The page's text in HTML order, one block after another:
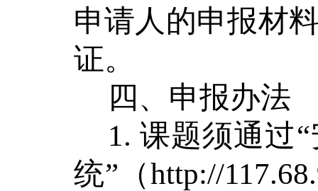
申请人 的申报材
证。
四、 申报办法
1. 课题须通过“
统” （http://